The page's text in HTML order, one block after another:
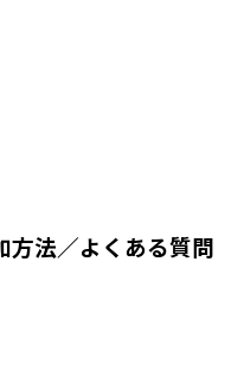
法／よくある質問